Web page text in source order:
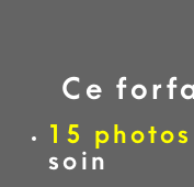
Ce
15 photos
soin